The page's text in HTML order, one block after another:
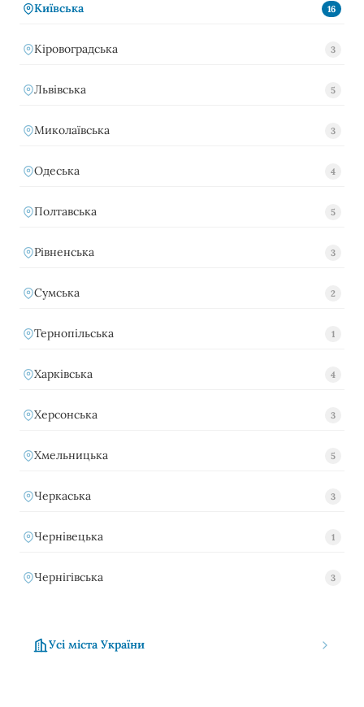
Київська 16
Кіровоградська 3
Львівська 5
Миколаївська 3
Одеська 4
Полтавська 5
Рівненська 3
Сумська 2
Тернопільська 1
Харківська 4
Херсонська 3
Хмельницька 5
Черкаська 3
Чернівецька 1
Чернігівська 3
Усі міста України